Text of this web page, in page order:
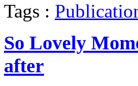
Tags :
So Lovely
after